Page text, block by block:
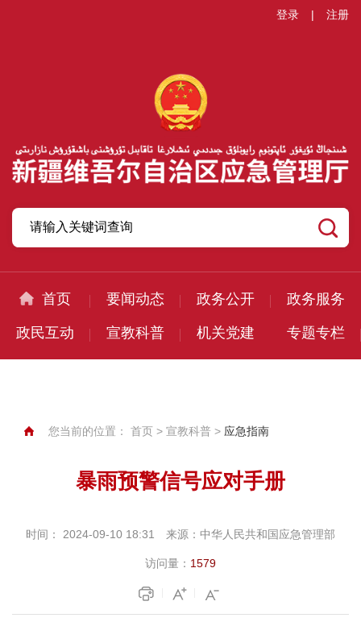
登录 | 注册
首页 要闻动态 政务公开 政务服务
政民互动 宣教科普 机关党建 专题专栏
您当前的位置： 首页 > 宣教科普 > 应急指南
暴雨预警信号应对手册
时间： 2024-09-10 18:31 来源： 中华人民共和国应急管理部
访问量： 1579